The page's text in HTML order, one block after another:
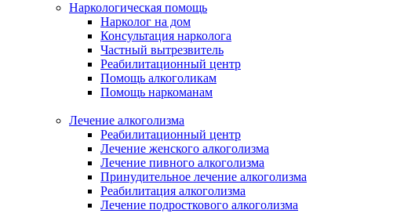
Наркологическая помощь
Нарколог на дом
Консультация нарколога
Частный вытрезвитель
Реабилитационный центр
Помощь алкоголикам
Помощь наркоманам
Лечение алкоголизма
Реабилитационный центр
Лечение женского алкоголизма
Лечение пивного алкоголизма
Принудительное лечение алкоголизма
Реабилитация алкоголизма
Лечение подросткового алкоголизма